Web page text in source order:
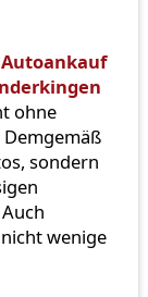
Autoankauf
ohne
sondern
wenige